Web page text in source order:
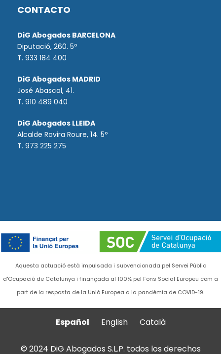
CONTACTO
DiG Abogados BARCELONA
Diputació, 260. 5º
T. 933 184 400
DiG Abogados MADRID
José Abascal, 41.
T. 910 489 040
DiG Abogados LLEIDA
Alcalde Rovira Roure, 14. 5º
T. 973 225 275
Aquesta actuació està impulsada i subvencionada pel Servei Públic
d'Ocupació de Catalunya i finançada al 100% pel Fons Social Europeu com a
part de la resposta de la Unió Europea a la pandèmia de COVID-19.
Español English Català
© 2024 DiG Abogados S.L.P. todos los derechos